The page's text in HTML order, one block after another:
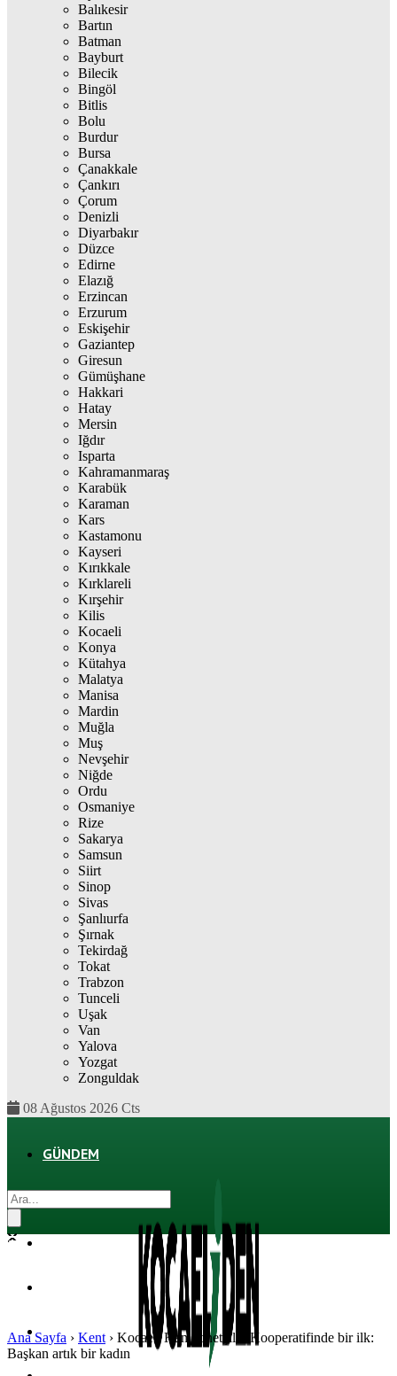
Balıkesir
Bartın
Batman
Bayburt
Bilecik
Bingöl
Bitlis
Bolu
Burdur
Bursa
Çanakkale
Çankırı
Çorum
Denizli
Diyarbakır
Düzce
Edirne
Elazığ
Erzincan
Erzurum
Eskişehir
Gaziantep
Giresun
Gümüşhane
Hakkari
Hatay
Mersin
Iğdır
Isparta
Kahramanmaraş
Karabük
Karaman
Kars
Kastamonu
Kayseri
Kırıkkale
Kırklareli
Kırşehir
Kilis
Kocaeli
Konya
Kütahya
Malatya
Manisa
Mardin
Muğla
Muş
Nevşehir
Niğde
Ordu
Osmaniye
Rize
Sakarya
Samsun
Siirt
Sinop
Sivas
Şanlıurfa
Şırnak
Tekirdağ
Tokat
Trabzon
Tunceli
Uşak
Van
Yalova
Yozgat
Zonguldak
08 Ağustos 2026 Cts
GÜNDEM
SPOR
Ana Sayfa › Kent › Kocaeli Kamyonetçiler Kooperatifinde bir ilk:
Başkan artık bir kadın